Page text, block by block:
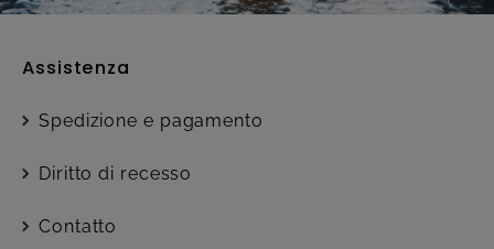
Assistenza
Spedizione e pagamento
Diritto di recesso
Contatto